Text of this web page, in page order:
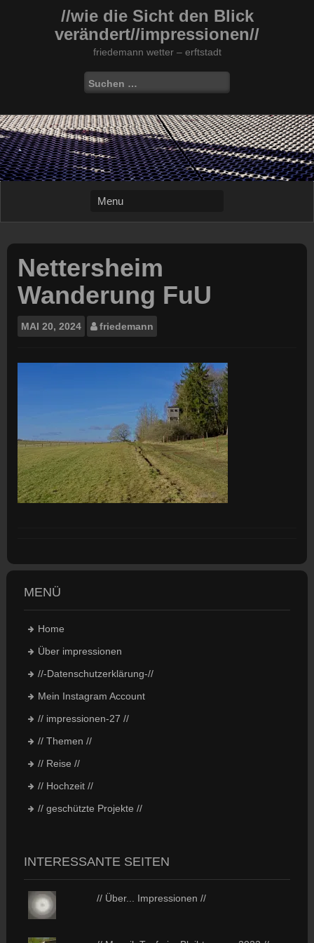
//wie die Sicht den Blick
verändert//impressionen//
friedemann wetter – erftstadt
Suchen
nach:
Nettersheim
Wanderung FuU
MAI 20, 2024 friedemann
MENÜ
Home
Über impressionen
//-Datenschutzerklärung-//
Mein Instagram Account
// impressionen-27 //
// Themen //
// Reise //
// Hochzeit //
// geschützte Projekte //
INTERESSANTE SEITEN
// Über... Impressionen //